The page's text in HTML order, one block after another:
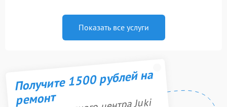
Показать все услуги
Получите 1500 рублей на
ремонт